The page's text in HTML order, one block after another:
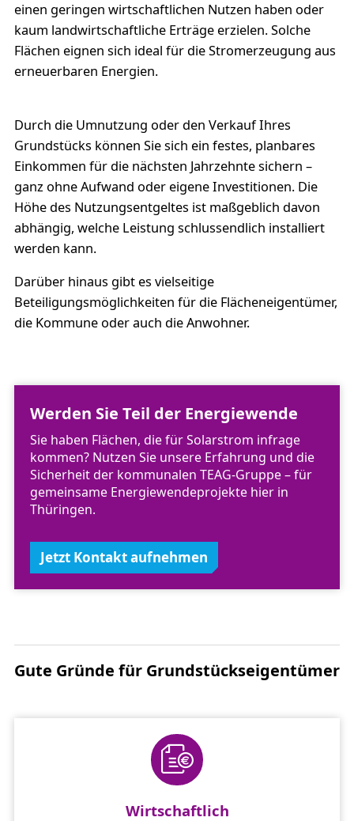
einen geringen wirtschaftlichen Nutzen haben oder
kaum landwirtschaftliche Erträge erzielen. Solche
Flächen eignen sich ideal für die Stromerzeugung aus
erneuerbaren Energien.
Durch die Umnutzung oder den Verkauf Ihres
Grundstücks können Sie sich ein festes, planbares
Einkommen für die nächsten Jahrzehnte sichern –
ganz ohne Aufwand oder eigene Investitionen. Die
Höhe des Nutzungsentgeltes ist maßgeblich davon
abhängig, welche Leistung schlussendlich installiert
werden kann.
Darüber hinaus gibt es vielseitige
Beteiligungsmöglichkeiten für die Flächeneigentümer,
die Kommune oder auch die Anwohner.
Werden Sie Teil der Energiewende
Sie haben Flächen, die für Solarstrom infrage
kommen? Nutzen Sie unsere Erfahrung und die
Sicherheit der kommunalen TEAG-Gruppe – für
gemeinsame Energiewendeprojekte hier in
Thüringen.
Jetzt Kontakt aufnehmen
Gute Gründe für Grundstückseigentümer
Wirtschaftlich